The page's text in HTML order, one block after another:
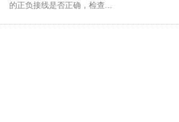
的正负接线是否正确，检查...